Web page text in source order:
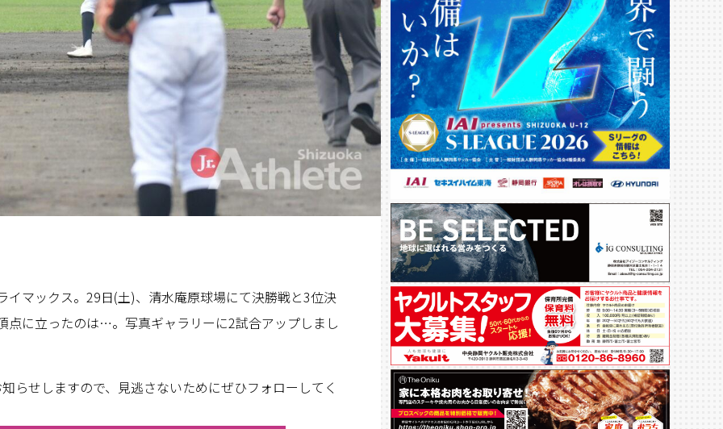
マックス。29日(土)、清水庵原球場にて決勝戦と3位決
点に立ったのは…。写真ギャラリーに2試合アップしまし
らせしますので、見逃さないためにぜひフォローしてく